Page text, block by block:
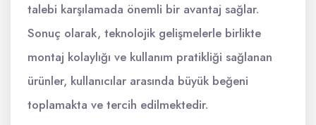
talebi karşılamada önemli bir avantaj sağlar.
Sonuç olarak, teknolojik gelişmelerle birlikte
montaj kolaylığı ve kullanım pratikliği sağlanan
ürünler, kullanıcılar arasında büyük beğeni
toplamakta ve tercih edilmektedir.